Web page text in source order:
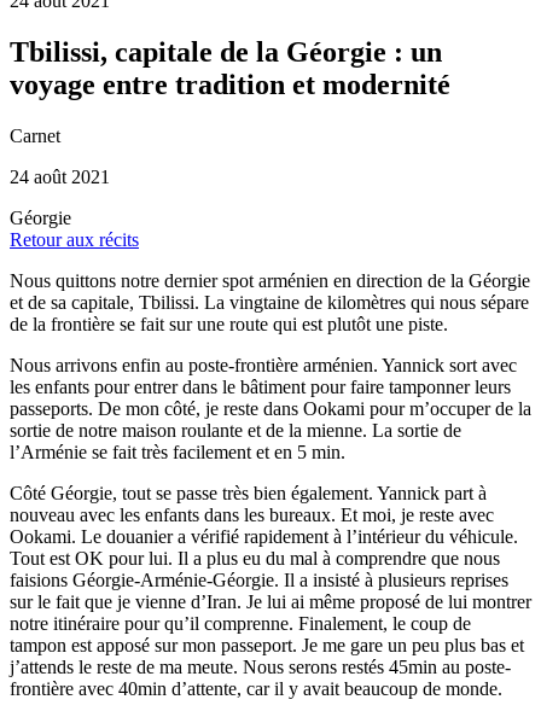
Tbilissi, capitale de la Géorgie : un
voyage entre tradition et modernité
Carnet
24 août 2021
Géorgie
Retour aux récits
Nous quittons notre dernier spot arménien en direction de la Géorgie
et de sa capitale, Tbilissi. La vingtaine de kilomètres qui nous sépare
de la frontière se fait sur une route qui est plutôt une piste.
Nous arrivons enfin au poste-frontière arménien. Yannick sort avec
les enfants pour entrer dans le bâtiment pour faire tamponner leurs
passeports. De mon côté, je reste dans Ookami pour m’occuper de la
sortie de notre maison roulante et de la mienne. La sortie de
l’Arménie se fait très facilement et en 5 min.
Côté Géorgie, tout se passe très bien également. Yannick part à
nouveau avec les enfants dans les bureaux. Et moi, je reste avec
Ookami. Le douanier a vérifié rapidement à l’intérieur du véhicule.
Tout est OK pour lui. Il a plus eu du mal à comprendre que nous
faisions Géorgie-Arménie-Géorgie. Il a insisté à plusieurs reprises
sur le fait que je vienne d’Iran. Je lui ai même proposé de lui montrer
notre itinéraire pour qu’il comprenne. Finalement, le coup de
tampon est apposé sur mon passeport. Je me gare un peu plus bas et
j’attends le reste de ma meute. Nous serons restés 45min au poste-
frontière avec 40min d’attente, car il y avait beaucoup de monde.